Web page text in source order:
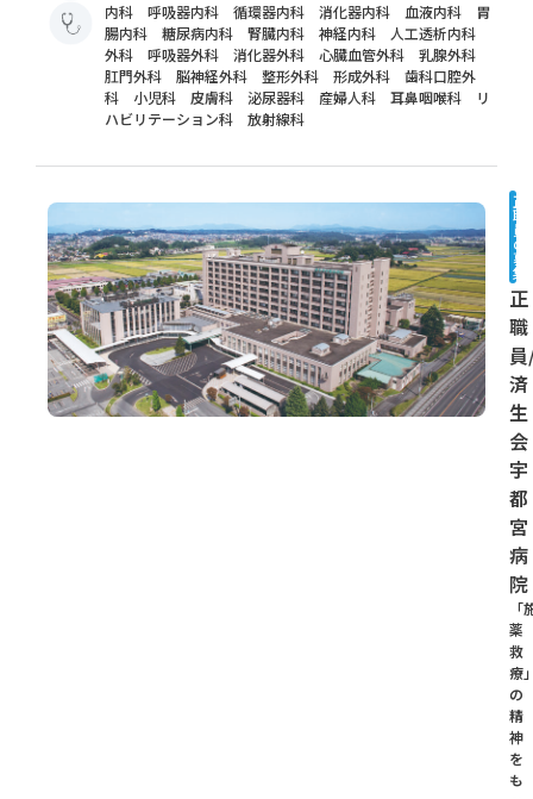
内科 呼吸器内科 循環器内科 消化器内科 血液内科 胃
腸内科 糖尿病内科 腎臓内科 神経内科 人工透析内科
外科 呼吸器外科 消化器外科 心臓血管外科 乳腺外科
肛門外科 脳神経外科 整形外科 形成外科 歯科口腔外
科 小児科 皮膚科 泌尿器科 産婦人科 耳鼻咽喉科 リ
ハビリテーション科 放射線科
正
職
員
の
募
集
正
職
済
生
会
宇
都
宮
病
院
「
薬
救
療
の
精
神
を
も